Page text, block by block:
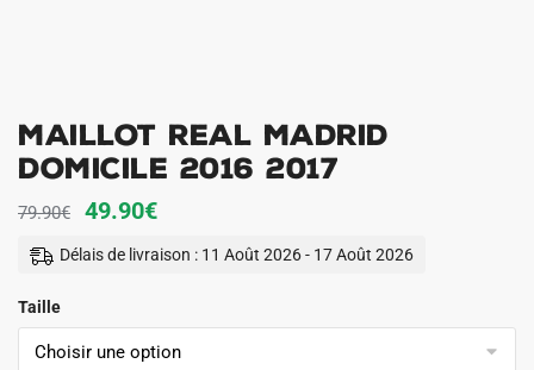
Maillot Real Madrid
Domicile 2016 2017
79.90€
Le
prix
79.90€.
49.90€Le
prix
49.90€.
Délais de livraison : 11 Août 2026 - 17 Août 2026
Taille